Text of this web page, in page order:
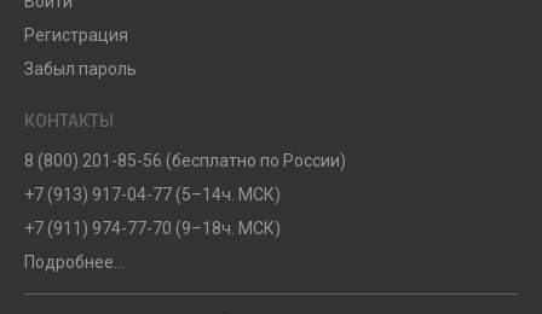
Регистрация
Забыл пароль
КОНТАКТЫ
8 (800) 201-85-56 (бесплатно по России)
+7 (913) 917-04-77 (5–14ч. МСК)
+7 (911) 974-77-70 (9–18ч. МСК)
Подробнее...